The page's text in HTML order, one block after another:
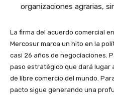
organizaciones agrarias,
La firma del acuerdo comercial
Mercosur marca un hito en la
casi 26 años de negociaciones.
paso estratégico que dará lugar
de libre comercio del mundo.
pacto sigue generando una